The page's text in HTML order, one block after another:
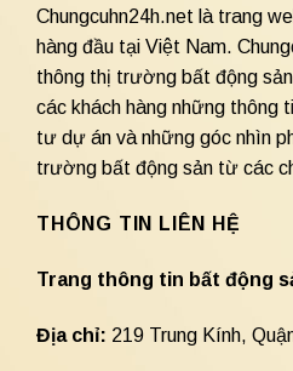
Chungcuhn24h.net là trang
hàng đầu tại Việt Nam.
thông thị trường bất động
các khách hàng những thông
tư dự án và những góc nhìn
trường bất động sản từ các
THÔNG TIN LIÊN HỆ
Trang thông tin bất động
Địa chỉ: 219 Trung Kính,